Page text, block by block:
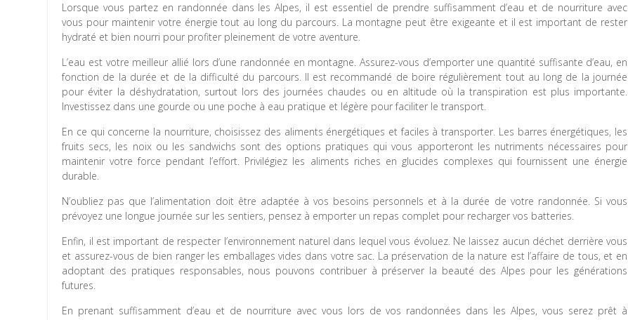
Lorsque vous partez en randonnée dans les Alpes, il est essentiel de prendre suffisamment d’eau et de nourriture avec
vous pour maintenir votre énergie tout au long du parcours. La montagne peut être exigeante et il est important de rester
hydraté et bien nourri pour profiter pleinement de votre aventure.
L’eau est votre meilleur allié lors d’une randonnée en montagne. Assurez-vous d’emporter une quantité suffisante d’eau, en
fonction de la durée et de la difficulté du parcours. Il est recommandé de boire régulièrement tout au long de la journée
pour éviter la déshydratation, surtout lors des journées chaudes ou en altitude où la transpiration est plus importante.
Investissez dans une gourde ou une poche à eau pratique et légère pour faciliter le transport.
En ce qui concerne la nourriture, choisissez des aliments énergétiques et faciles à transporter. Les barres énergétiques, les
fruits secs, les noix ou les sandwichs sont des options pratiques qui vous apporteront les nutriments nécessaires pour
maintenir votre force pendant l’effort. Privilégiez les aliments riches en glucides complexes qui fournissent une énergie
durable.
N’oubliez pas que l’alimentation doit être adaptée à vos besoins personnels et à la durée de votre randonnée. Si vous
prévoyez une longue journée sur les sentiers, pensez à emporter un repas complet pour recharger vos batteries.
Enfin, il est important de respecter l’environnement naturel dans lequel vous évoluez. Ne laissez aucun déchet derrière vous
et assurez-vous de bien ranger les emballages vides dans votre sac. La préservation de la nature est l’affaire de tous, et en
adoptant des pratiques responsables, nous pouvons contribuer à préserver la beauté des Alpes pour les générations
futures.
En prenant suffisamment d’eau et de nourriture avec vous lors de vos randonnées dans les Alpes, vous serez prêt à